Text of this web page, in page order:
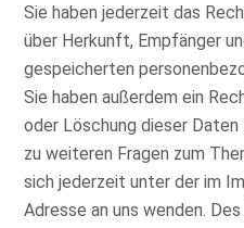
Sie haben jederzeit das
über Herkunft, Empfänger
gespeicherten
Sie haben außerdem ein
oder Löschung dieser Daten
zu weiteren Fragen zum
sich jederzeit unter der im
Adresse an uns wenden.